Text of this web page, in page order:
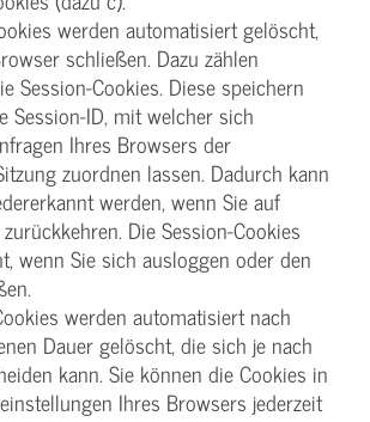
werden automatisiert gelöscht,
schließen. Dazu zählen
Session-Cookies. Diese speichern
Session-ID, mit welcher sich
Ihres Browsers der
zuordnen lassen. Dadurch kann
werden, wenn Sie auf
Die Session-Cookies
wenn Sie sich ausloggen oder den
werden automatisiert nach
Dauer gelöscht, die sich je nach
kann. Sie können die Cookies in
Ihres Browsers jederzeit